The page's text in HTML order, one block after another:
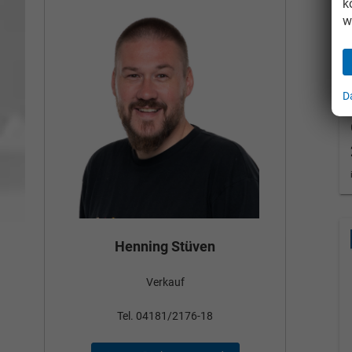
Henning Stüven
Verkauf
Tel. 04181/2176-18